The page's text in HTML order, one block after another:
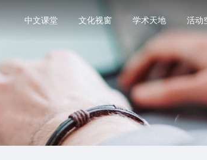
中文课堂 文化视窗 学术天地 活动